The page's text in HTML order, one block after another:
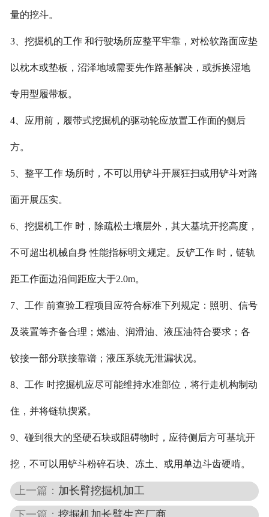
量的挖斗。
3、挖掘机的工作 和行驶场所应整平牢靠，对松软路面应垫
以枕木或垫板，沼泽地域需要先作路基解决，或拆换湿地
专用型履带板。
4、应用前，履带式挖掘机的驱动轮应放置工作面的侧后
方。
5、整平工作 场所时，不可以用铲斗开展狂扫或用铲斗对路
面开展压实。
6、挖掘机工作 时，除疏松土壤层外，其大基坑开挖高度，
不可超出机械自身 性能指标明文规定。反铲工作 时，链轨
距工作面边沿间距应大于2.0m。
7、工作 前查验工程项目应符合标准下列规定：照明、信号
及装置等齐备合理；燃油、润滑油、液压油符合要求；各
铰接一部分联接靠谱；液压系统无泄漏状况。
8、工作 时挖掘机应尽可能维持水准部位，将行走机构制动
住，并将链轨揳紧。
9、碰到很大的坚硬石块或阻碍物时，应待侧后方可基坑开
挖，不可以用铲斗粉碎石块、冻土、或用单边斗齿硬啃。
上一篇： 加长臂挖掘机加工